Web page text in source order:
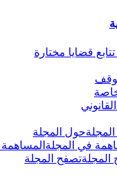
قضايا مختارة
حول المجلة
تصفح المجلة